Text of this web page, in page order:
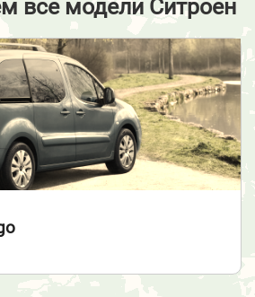
все модели Ситроен